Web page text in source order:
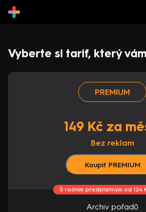
Vyberte si tarif, který
PREMIUM
149 Kč za
Bez reklam
Koupit PREMIUM
S ročním předplatným od 124
Archiv pořadů